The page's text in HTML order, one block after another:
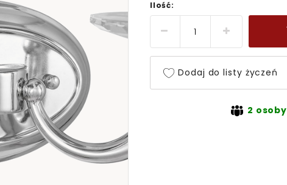
Ilość:
Dodaj do listy życzeń
2 osoby